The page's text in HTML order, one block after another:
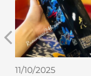
11/10/2025